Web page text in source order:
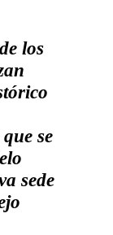
los
se
sede